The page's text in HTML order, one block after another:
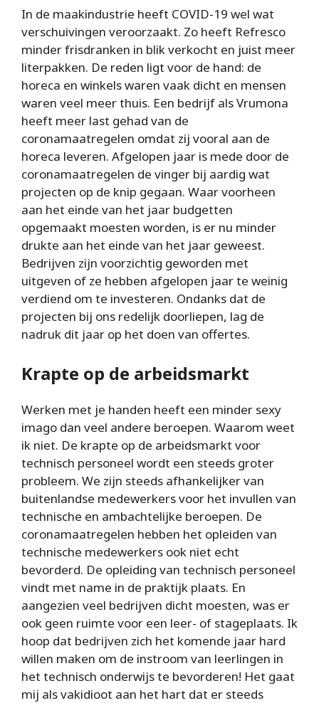
In de maakindustrie heeft COVID-19 wel wat
verschuivingen veroorzaakt. Zo heeft Refresco
minder frisdranken in blik verkocht en juist meer
literpakken. De reden ligt voor de hand: de
horeca en winkels waren vaak dicht en mensen
waren veel meer thuis. Een bedrijf als Vrumona
heeft meer last gehad van de
coronamaatregelen omdat zij vooral aan de
horeca leveren. Afgelopen jaar is mede door de
coronamaatregelen de vinger bij aardig wat
projecten op de knip gegaan. Waar voorheen
aan het einde van het jaar budgetten
opgemaakt moesten worden, is er nu minder
drukte aan het einde van het jaar geweest.
Bedrijven zijn voorzichtig geworden met
uitgeven of ze hebben afgelopen jaar te weinig
verdiend om te investeren. Ondanks dat de
projecten bij ons redelijk doorliepen, lag de
nadruk dit jaar op het doen van offertes.
Krapte op de arbeidsmarkt
Werken met je handen heeft een minder sexy
imago dan veel andere beroepen. Waarom weet
ik niet. De krapte op de arbeidsmarkt voor
technisch personeel wordt een steeds groter
probleem. We zijn steeds afhankelijker van
buitenlandse medewerkers voor het invullen van
technische en ambachtelijke beroepen. De
coronamaatregelen hebben het opleiden van
technische medewerkers ook niet echt
bevorderd. De opleiding van technisch personeel
vindt met name in de praktijk plaats. En
aangezien veel bedrijven dicht moesten, was er
ook geen ruimte voor een leer- of stageplaats. Ik
hoop dat bedrijven zich het komende jaar hard
willen maken om de instroom van leerlingen in
het technisch onderwijs te bevorderen! Het gaat
mij als vakidioot aan het hart dat er steeds